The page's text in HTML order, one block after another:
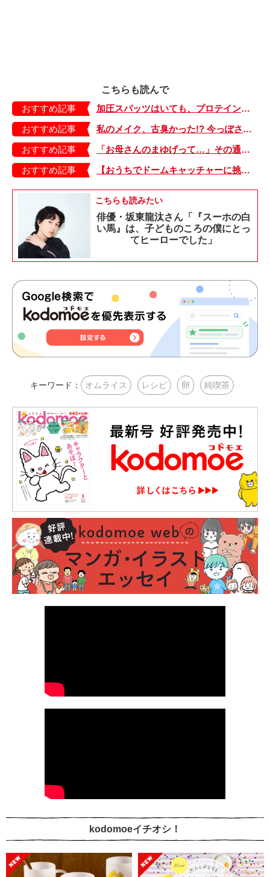
こちらも読んで
おすすめ記事
加圧スパッツはいても、プロテイン飲んでも痩せない理由…【ヤチダ子育て奮闘中・6】
おすすめ記事
私のメイク、古臭かった!? 今っぽさを出すファンデの塗り方【40代ママのキレイをアップデート・1】
おすすめ記事
「お母さんのまゆげって…」その通りだけど、普通にショック…【もちもち！おもちBOY・13】
おすすめ記事
【おうちでドームキャッチャーに挑戦だ】アンパンマン わくわくドームキャッチャー
こちらも読みたい
俳優・坂東龍汰さん「『スーホの白
い馬』は、子どものころの僕にとっ
てヒーローでした」
キーワード： オムライス レシピ 卵 純喫茶
kodomoeイチオシ！